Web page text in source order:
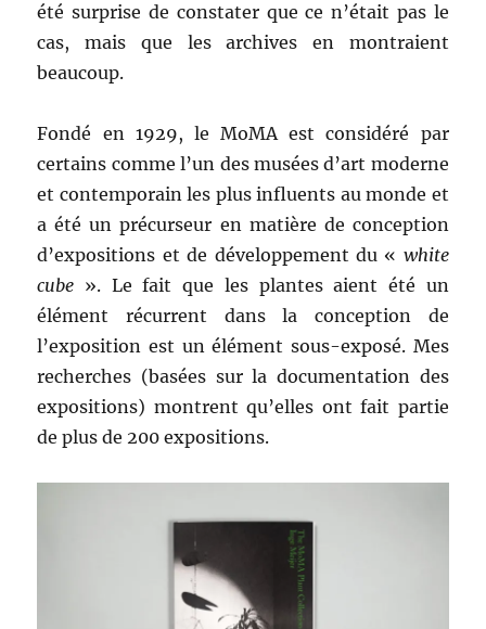
été surprise de constater que ce n’était pas le
cas, mais que les archives en montraient
beaucoup.
Fondé en 1929, le MoMA est considéré par
certains comme l’un des musées d’art moderne
et contemporain les plus influents au monde et
a été un précurseur en matière de conception
d’expositions et de développement du « white
cube ». Le fait que les plantes aient été un
élément récurrent dans la conception de
l’exposition est un élément sous-exposé. Mes
recherches (basées sur la documentation des
expositions) montrent qu’elles ont fait partie
de plus de 200 expositions.